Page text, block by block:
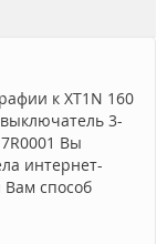
к XT1N 160
3-
Вы
интернет-
Вам способ